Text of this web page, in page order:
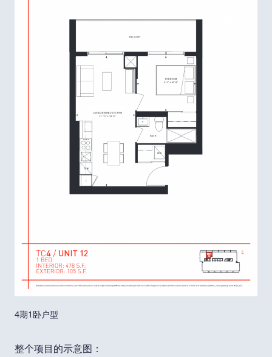
4期1卧户型
整个项目的示意图：